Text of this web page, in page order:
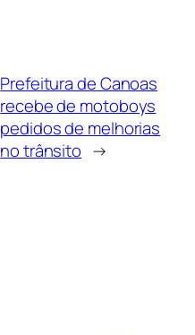
Prefeitura de Canoas
recebe de motoboys
pedidos de melhorias
no trânsito →